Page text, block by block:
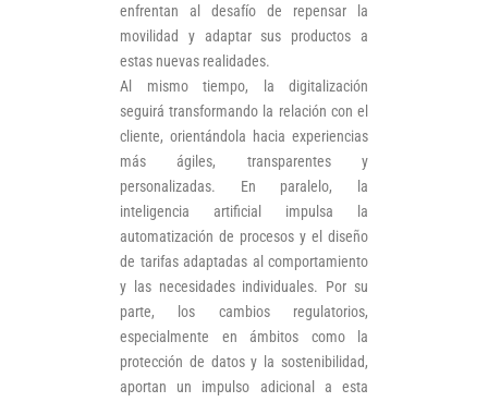
enfrentan al desafío de repensar la
movilidad y adaptar sus productos a
estas nuevas realidades.
Al mismo tiempo, la digitalización
seguirá transformando la relación con el
cliente, orientándola hacia experiencias
más ágiles, transparentes y
personalizadas. En paralelo, la
inteligencia artificial impulsa la
automatización de procesos y el diseño
de tarifas adaptadas al comportamiento
y las necesidades individuales. Por su
parte, los cambios regulatorios,
especialmente en ámbitos como la
protección de datos y la sostenibilidad,
aportan un impulso adicional a esta